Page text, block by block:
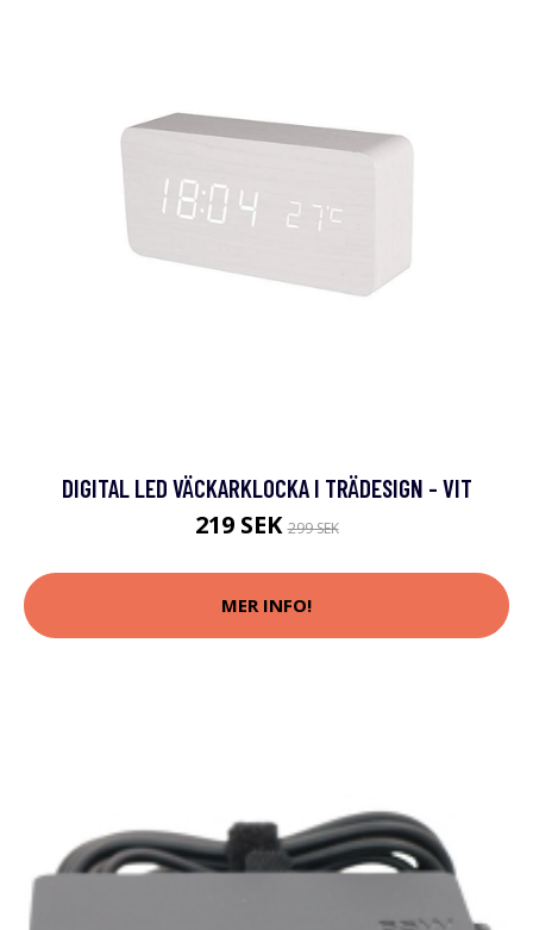
DIGITAL LED VÄCKARKLOCKA I TRÄDESIGN - VIT
219 SEK299 SEK
MER INFO!